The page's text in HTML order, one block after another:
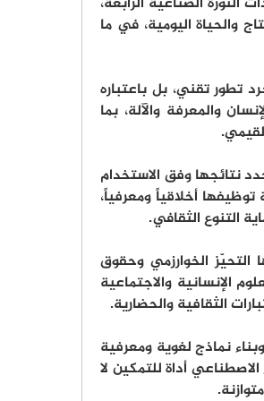
والحياة اليومية، في ما
تطور تقني، بل باعتباره
والمعرفة والآلة، بما
نتائجها وفق الاستخدام
أخلاقياً ومعرفياً،
التنوع الثقافي.
الخوارزمي وحقوق
الإنسانية والاجتماعية
الثقافية والحضارية.
نماذج لغوية ومعرفية
أداة للتمكين لا